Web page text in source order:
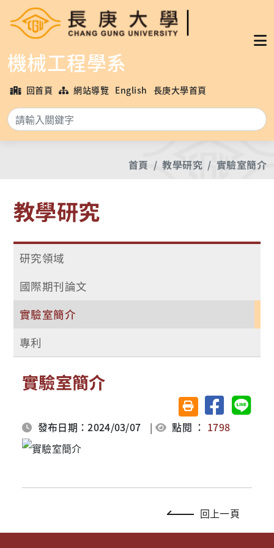
機械工程學系
回首頁 網站導覽 English 長庚大學首頁
搜尋
首頁 教學研究 實驗室簡介
教學研究
研究領域
國際期刊論文
實驗室簡介
專利
實驗室簡介
友善列印(另開視窗)
分享至臉書分享
發布日期：2024/03/07 | 點閱 ： 1798
回上一頁